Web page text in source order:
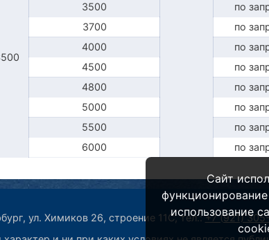
3500
по
3700
по
4000
по
4500
по
4800
по
5000
по
5500
по
6000 по
ул. Химиков 26, строение 11С,тел.:+7 (921)
Сайт
использование